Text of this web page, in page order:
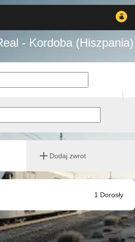
- Kordoba (Hiszpania)
Dodaj zwrot
1 Dorosły